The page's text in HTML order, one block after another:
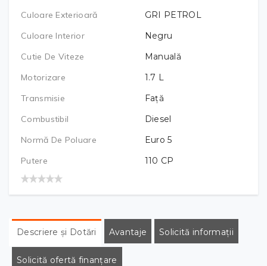
Culoare Exterioară
GRI PETROL
Culoare Interior
Negru
Cutie De Viteze
Manuală
Motorizare
1.7 L
Transmisie
Față
Combustibil
Diesel
Normă De Poluare
Euro 5
Putere
110 CP
Descriere și Dotări Avantaje Solicită informații
Solicită ofertă finanțare